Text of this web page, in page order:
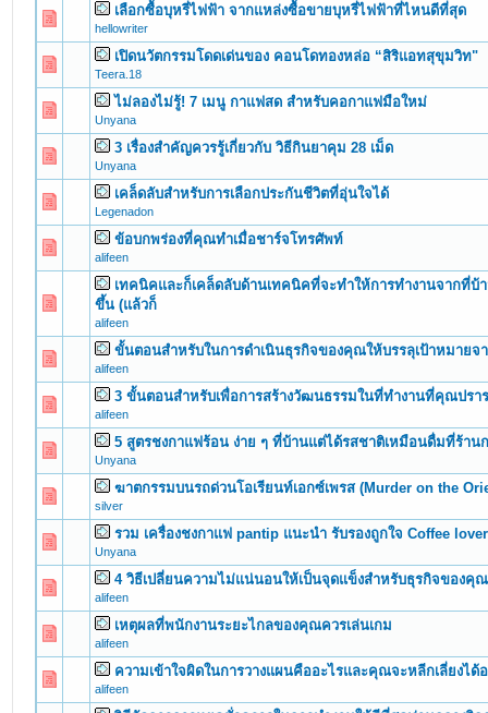
เลือกซื้อบุหรี่ไฟฟ้า จากแหล่งซื้อขายบุหรี่ไฟฟ้าที่ไหนดีที่สุด
hellowriter
0 Vote(s) - 0 out of 5 in Average
12 34 5
เปิดนวัตกรรมโดดเด่นของ คอนโดทองหล่อ “สิริแอทสุขุมวิท"
Teera.18
0 Vote(s) - 0 out of 5 in Average
12345
ไม่ลองไม่รู้! 7 เมนู กาแฟสด สำหรับคอกาแฟมือใหม่
Unyana
0 Vote(s) - 0 out of 5 in Average
1 234 5
3 เรื่องสำคัญควรรู้เกี่ยวกับ วิธีกินยาคุม 28 เม็ด
Unyana
0 Vote(s) - 0 out of 5 in Average
12345
เคล็ดลับสำหรับการเลือกประกันชีวิตที่อุ่นใจได้
Legenadon
0 Vote(s) - 0 out of 5 in Average
1 2 345
ข้อบกพร่องที่คุณทำเมื่อชาร์จโทรศัพท์
alifeen
0 Vote(s) - 0 out of 5 in Average
12345
เทคนิคและก็เคล็ดลับด้านเทคนิคที่จะทำให้การทำงานจากที่บ้
ขึ้น (แล้วก็
alifeen
0 Vote(s) - 0 out of 5 in Average
ขั้นตอนสำหรับในการดำเนินธุรกิจของคุณให้บรรลุเป้าหมายจ
alifeen
0 Vote(s) - 0 out of 5 in Average
123 45
3 ขั้นตอนสำหรับเพื่อการสร้างวัฒนธรรมในที่ทำงานที่คุณปรา
alifeen
0 Vote(s) - 0 out of 5 in Average
12345
5 สูตรชงกาแฟร้อน ง่าย ๆ ที่บ้านแต่ได้รสชาติเหมือนดื่มที่ร้าน
Unyana
0 Vote(s) - 0 out of 5 in Average
123 4 5
ฆาตกรรมบนรถด่วนโอเรียนท์เอกซ์เพรส (Murder on the
silver
0 Vote(s) - 0 out of 5 in Average
12345
รวม เครื่องชงกาแฟ pantip แนะนำ รับรองถูกใจ Coffee
Unyana
0 Vote(s) - 0 out of 5 in Average
123 45
4 วิธีเปลี่ยนความไม่แน่นอนให้เป็นจุดแข็งสำหรับธุรกิจของคุณ
alifeen
0 Vote(s) - 0 out of 5 in Average
12345
เหตุผลที่พนักงานระยะไกลของคุณควรเล่นเกม
alifeen
0 Vote(s) - 0 out of 5 in Average
12345
ความเข้าใจผิดในการวางแผนคืออะไรและคุณจะหลีกเลี่ยงได้
alifeen
0 Vote(s) - 0 out of 5 in Average
123 45